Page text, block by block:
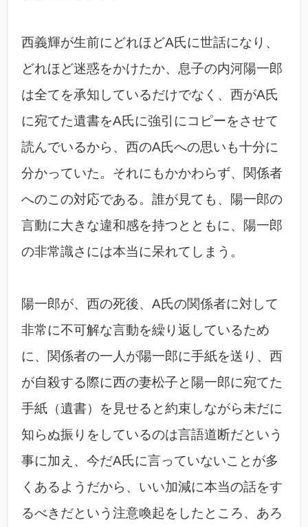
西義輝が生前にどれほどA氏に世話になり、
どれほど迷惑をかけたか、息子の内河陽一郎
は全てを承知しているだけでなく、西がA氏
に宛てた遺書をA氏に強引にコピーをさせて
読んでいるから、西のA氏への思いも十分に
分かっていた。それにもかかわらず、関係者
へのこの対応である。誰が見ても、陽一郎の
言動に大きな違和感を持つとともに、陽一郎
の非常識さには本当に呆れてしまう。
陽一郎が、西の死後、A氏の関係者に対して
非常に不可解な言動を繰り返しているため
に、関係者の一人が陽一郎に手紙を送り、西
が自殺する際に西の妻松子と陽一郎に宛てた
手紙（遺書）を見せると約束しながら未だに
知らぬ振りをしているのは言語道断だという
事に加え、今だA氏に言っていないことが多
くあるようだから、いい加減に本当の話をす
るべきだという注意喚起をしたところ、あろ